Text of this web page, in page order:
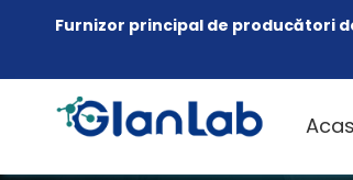
Furnizor principal de producători